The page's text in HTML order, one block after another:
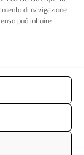
di navigazione
può influire
Pertini 8 ALBINO
- Versione del tema: